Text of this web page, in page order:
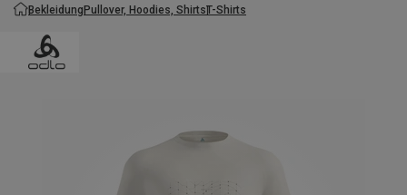
BekleidungPullover, Hoodies, ShirtsT-Shirts